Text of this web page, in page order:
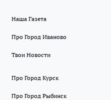
Наша Газета
Про Город Иваново
Твои Новости
Про Город Курск
Про Город Рыбинск